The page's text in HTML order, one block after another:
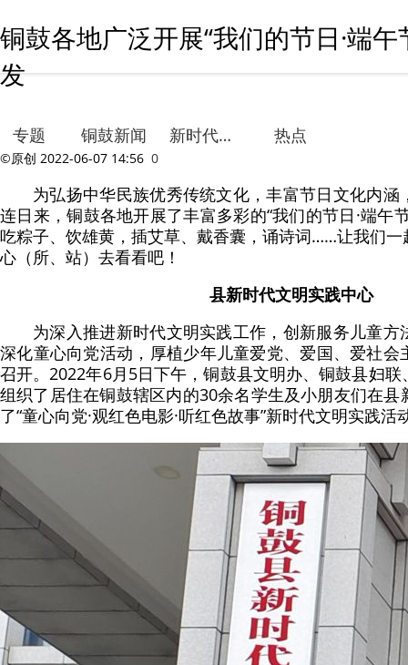
铜鼓各地广泛开展“我们的节日·端
发
专题 铜鼓新闻 新时代文明实践 热点
©原创 2022-06-07 14:56 0
为弘扬中华民族优秀传统文化，丰富节日文化内涵
连日来，铜鼓各地开展了丰富多彩的“我们的节日·端午
吃粽子、饮雄黄，插艾草、戴香囊，诵诗词……让我们
心（所、站）去看看吧！
县新时代文明实践中心
为深入推进新时代文明实践工作，创新服务儿童方
深化童心向党活动，厚植少年儿童爱党、爱国、爱社会
召开。2022年6月5日下午，铜鼓县文明办、铜鼓县妇
组织了居住在铜鼓辖区内的30余名学生及小朋友们在
了“童心向党·观红色电影·听红色故事”新时代文明实践